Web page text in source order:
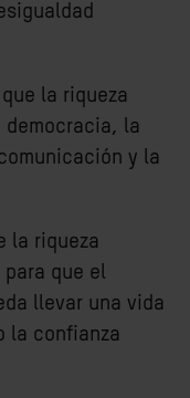
la riqueza
democracia, la
y la
la riqueza
que el
llevar una vida
la confianza